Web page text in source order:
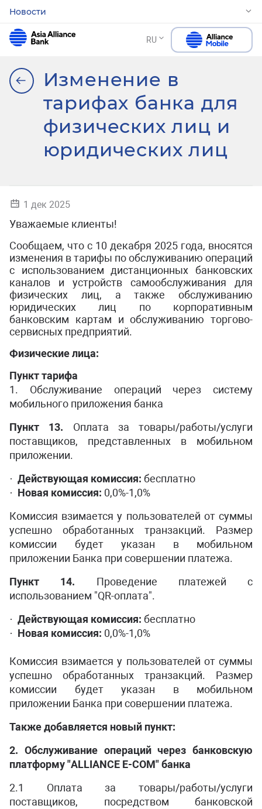
Новости
RU
Изменение в
тарифах банка для
физических лиц и
юридических лиц
1 дек 2025
Уважаемые клиенты!
Сообщаем, что с 10 декабря 2025 года, вносятся
изменения в тарифы по обслуживанию операций
с использованием дистанционных банковских
каналов и устройств самообслуживания для
физических лиц, а также обслуживанию
юридических лиц по корпоративным
банковским картам и обслуживанию торгово-
сервисных предприятий.
Физические лица:
Пункт тарифа
1. Обслуживание операций через систему
мобильного приложения банка
Пункт 13. Оплата за товары/работы/услуги
поставщиков, представленных в мобильном
приложении.
· Действующая комиссия: бесплатно
· Новая комиссия: 0,0%-1,0%
Комиссия взимается у пользователей от суммы
успешно обработанных транзакций. Размер
комиссии будет указан в мобильном
приложении Банка при совершении платежа.
Пункт 14. Проведение платежей c
использованием "QR-оплата".
· Действующая комиссия: бесплатно
· Новая комиссия: 0,0%-1,0%
Комиссия взимается у пользователей от суммы
успешно обработанных транзакций. Размер
комиссии будет указан в мобильном
приложении Банка при совершении платежа.
Также добавляется новый пункт:
2. Обслуживание операций через банковскую
платформу "ALLIANCE E-COM" банка
2.1 Оплата за товары/работы/услуги
поставщиков, посредством банковской